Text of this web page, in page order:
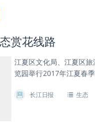
赏花线路
江夏区文化局、江夏区
览园举行2017年江夏春
长江日报 生态